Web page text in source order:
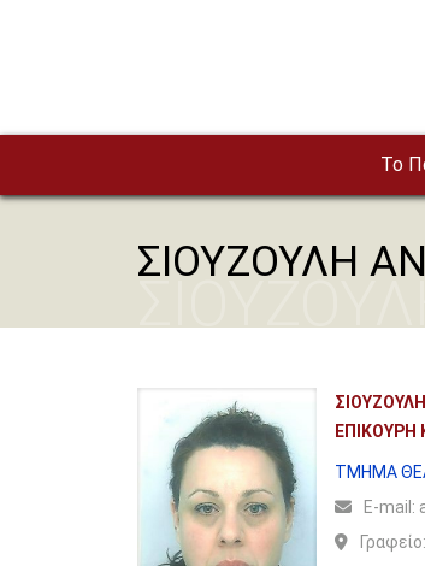
To
ΣΙΟΥΖΟΥΛΗ
ΕΠΙΚΟΥΡΗ
ΤΜΗΜΑ
Ε-mail:
Γραφείο: